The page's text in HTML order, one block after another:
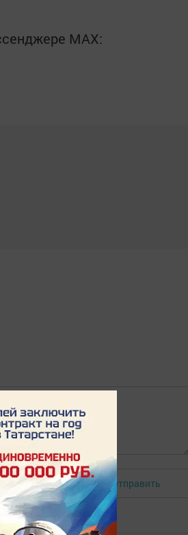
MАХ:
Отправить